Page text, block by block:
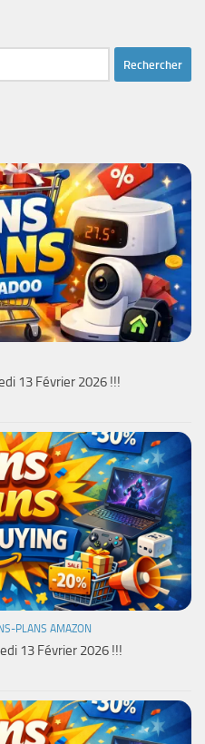
13 Février 2026 !!!
PLANS AMAZON
13 Février 2026 !!!